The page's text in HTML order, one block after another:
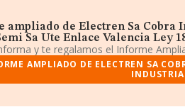
ampliado de Electren Sa Cobra
Sa Ute Enlace Valencia Ley
y te regalamos el Informe
AMPLIADO DE ELECTREN SA